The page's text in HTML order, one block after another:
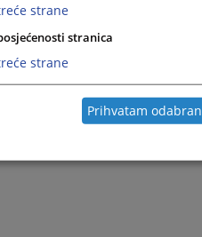
strane
stranica
strane
Prihvatam